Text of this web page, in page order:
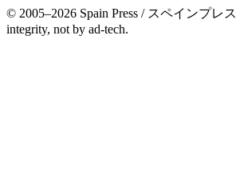
© 2005–2026 Spain Press / スペインプレス
integrity, not by ad-tech.